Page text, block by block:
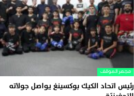
مجهر الموقف
رئيس اتحاد الكيك بوكسينغ يواصل جولاته